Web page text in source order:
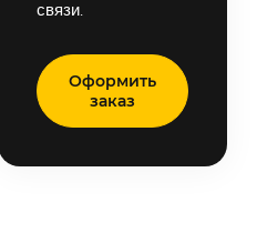
связи.
Оформить
заказ